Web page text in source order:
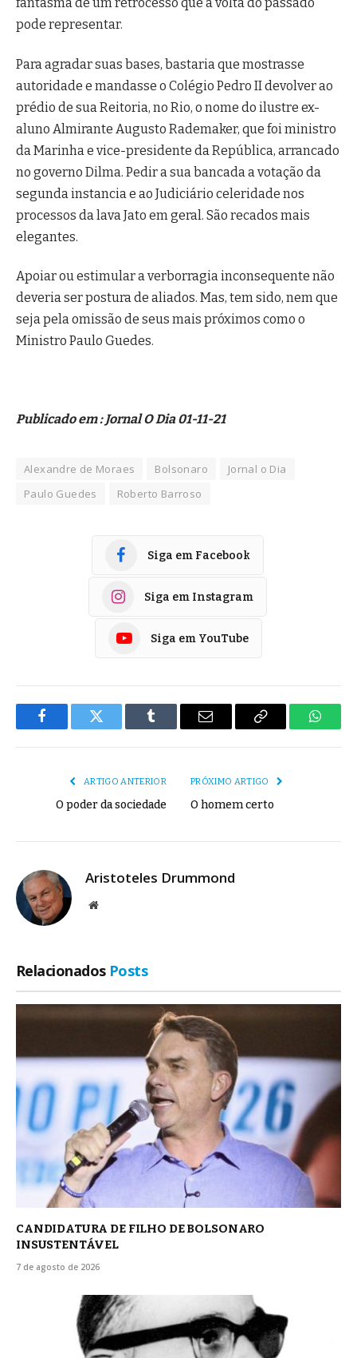
pode representar.
Para agradar suas bases, bastaria que mostrasse
autoridade e mandasse o Colégio Pedro II devolver ao
prédio de sua Reitoria, no Rio, o nome do ilustre ex-
aluno Almirante Augusto Rademaker, que foi ministro
da Marinha e vice-presidente da República, arrancado
no governo Dilma. Pedir a sua bancada a votação da
segunda instancia e ao Judiciário celeridade nos
processos da lava Jato em geral. São recados mais
elegantes.
Apoiar ou estimular a verborragia inconsequente não
deveria ser postura de aliados. Mas, tem sido, nem que
seja pela omissão de seus mais próximos como o
Ministro Paulo Guedes.
Publicado em : Jornal O Dia 01-11-21
Alexandre de Moraes Bolsonaro
Jornal o Dia
Paulo Guedes
Roberto Barroso
Siga em Facebook
Siga em Instagram
Siga em YouTube
FacebookTwitter Tumblr
E-
Copiar
ARTIGO ANTERIOR
O poder da sociedade
PRÓXIMO ARTIGO
O homem certo
Aristoteles Drummond
Site
Relacionados Posts
CANDIDATURA DE FILHO DE BOLSONARO
INSUSTENTÁVEL
7 de agosto de 2026